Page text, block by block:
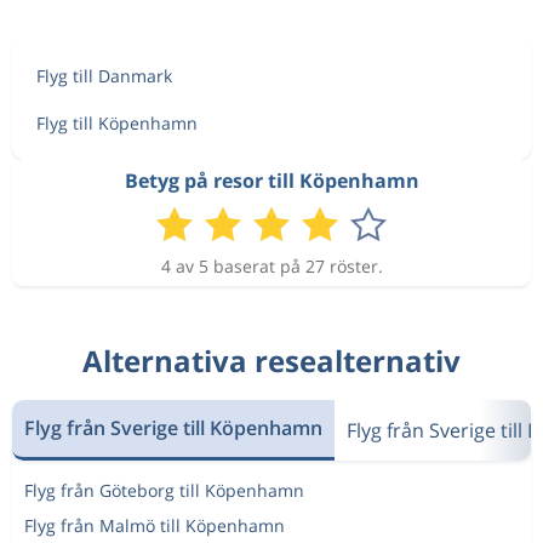
Aug 25 Köpenhamn
Köpenhamn Amman
Amman Köpenhamn
AmmanKöpenhamn
Aug 25 KöpenhamnAmman
6 137 kr
Aug 16 AmmanKöpenhamn
Flyg till Danmark
Flyg till Köpenhamn
Betyg på resor till Köpenhamn
4 av 5 baserat på 27 röster.
Alternativa resealternativ
Flyg från Sverige till Köpenhamn Flyg från Sverige till
Flyg från Göteborg till Köpenhamn
Flyg från Malmö till Köpenhamn